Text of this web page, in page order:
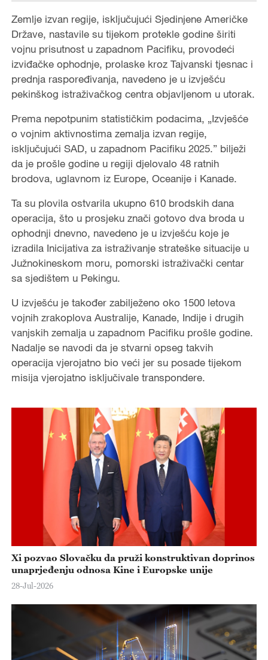
Zemlje izvan regije, isključujući Sjedinjene Američke
Države, nastavile su tijekom protekle godine širiti
vojnu prisutnost u zapadnom Pacifiku, provodeći
izviđačke ophodnje, prolaske kroz Tajvanski tjesnac i
prednja raspoređivanja, navedeno je u izvješću
pekinškog istraživačkog centra objavljenom u utorak.
Prema nepotpunim statističkim podacima, „Izvješće
o vojnim aktivnostima zemalja izvan regije,
isključujući SAD, u zapadnom Pacifiku 2025.” bilježi
da je prošle godine u regiji djelovalo 48 ratnih
brodova, uglavnom iz Europe, Oceanije i Kanade.
Ta su plovila ostvarila ukupno 610 brodskih dana
operacija, što u prosjeku znači gotovo dva broda u
ophodnji dnevno, navedeno je u izvješću koje je
izradila Inicijativa za istraživanje strateške situacije u
Južnokineskom moru, pomorski istraživački centar
sa sjedištem u Pekingu.
U izvješću je također zabilježeno oko 1500 letova
vojnih zrakoplova Australije, Kanade, Indije i drugih
vanjskih zemalja u zapadnom Pacifiku prošle godine.
Nadalje se navodi da je stvarni opseg takvih
operacija vjerojatno bio veći jer su posade tijekom
misija vjerojatno isključivale transpondere.
Xi pozvao Slovačku da pruži konstruktivan doprinos
unaprjeđenju odnosa Kine i Europske unije
28-Jul-2026